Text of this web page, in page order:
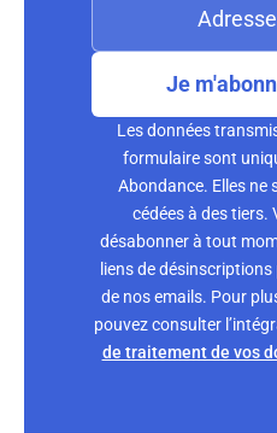
Je
Les données
formulaire sont
Abondance. Elles ne
cédées à des tiers.
désabonner à tout
liens de
de nos emails. Pour
pouvez consulter
de traitement de vos